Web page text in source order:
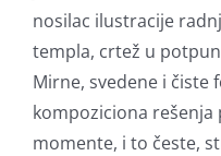
nosilac ilustracije
templa, crtež u
Mirne, svedene i čiste
kompoziciona rešenja
momente, i to česte,